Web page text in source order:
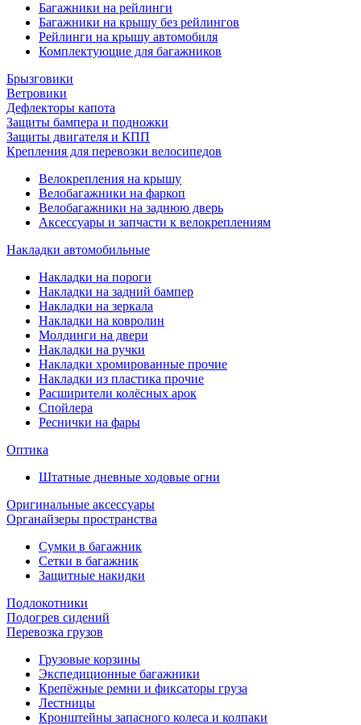
Багажники на рейлинги
Багажники на крышу без рейлингов
Рейлинги на крышу автомобиля
Комплектующие для багажников
Брызговики
Ветровики
Дефлекторы капота
Защиты бампера и подножки
Защиты двигателя и КПП
Крепления для перевозки велосипедов
Велокрепления на крышу
Велобагажники на фаркоп
Велобагажники на заднюю дверь
Аксессуары и запчасти к велокреплениям
Накладки автомобильные
Накладки на пороги
Накладки на задний бампер
Накладки на зеркала
Накладки на ковролин
Молдинги на двери
Накладки на ручки
Накладки хромированные прочие
Накладки из пластика прочие
Расширители колёсных арок
Спойлера
Реснички на фары
Оптика
Штатные дневные ходовые огни
Оригинальные аксессуары
Органайзеры пространства
Сумки в багажник
Сетки в багажник
Защитные накидки
Подлокотники
Подогрев сидений
Перевозка грузов
Грузовые корзины
Экспедиционные багажники
Крепёжные ремни и фиксаторы груза
Лестницы
Кронштейны запасного колеса и колпаки